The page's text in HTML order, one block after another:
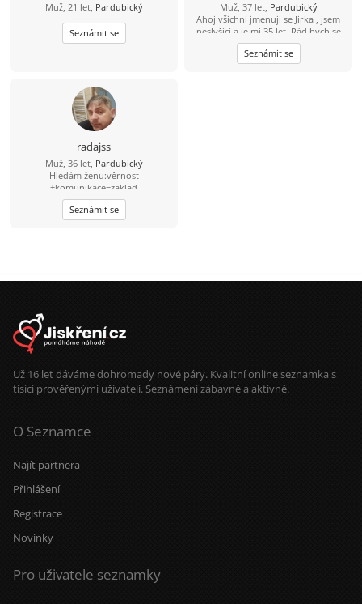
Muž, 21 let, Pardubický
Seznámit se
Muž, 37 let, Pardubický
Ahoj všichni jmenuji se Jirka , jsem
neslyšící a je mi 35 let. Rád bych se
seznámil s dívkou od 20-40let. Mám
rád výlety , dovolené , plavání , kolo,
zvířata a procházky. Budu rád , když
Seznámit se
radajss
Muž, 36 let, Pardubický
Hledám ženu:věrnost
+komunikace=zaklad
Seznámit se
Už 16 let dáváme dohromady nové páry. Kvalitní online seznamka s
tisíci prověřenými uživateli. Seznámení zábavně a aktivně.
O Seznamce
Najít partnera
Přihlášení
Registrace
Novinky
Pro uživatele seznamky